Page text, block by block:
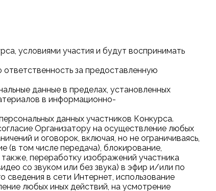
условиями участия и будут воспринимать
за предоставленную
данные в пределах, установленных
в информационно-
данных участников Конкурса.
Организатору на осуществление любых
и оговорок, включая, но не ограничиваясь,
(в том числе передача), блокирование,
переработку изображений участника
со звуком или без звука) в эфир и/или по
сведения в сети Интернет, использование
любых иных действий, на усмотрение